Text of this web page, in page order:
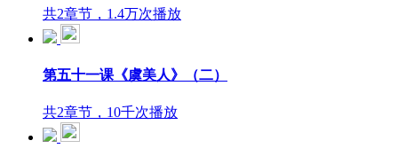
共2章节，1.4万次播放
第五十一课《虞美人》（二）
共2章节，10千次播放